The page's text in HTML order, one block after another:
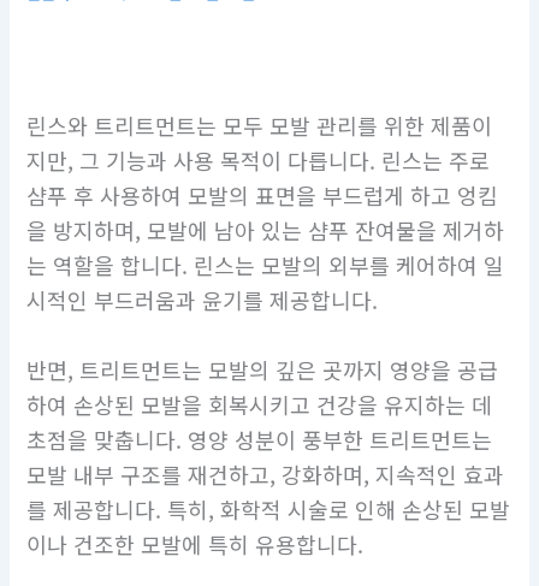
린스와 트리트먼트는 모두 모발 관리를 위한 제품이
지만, 그 기능과 사용 목적이 다릅니다. 린스는 주로
샴푸 후 사용하여 모발의 표면을 부드럽게 하고 엉킴
을 방지하며, 모발에 남아 있는 샴푸 잔여물을 제거하
는 역할을 합니다. 린스는 모발의 외부를 케어하여 일
시적인 부드러움과 윤기를 제공합니다.
반면, 트리트먼트는 모발의 깊은 곳까지 영양을 공급
하여 손상된 모발을 회복시키고 건강을 유지하는 데
초점을 맞춥니다. 영양 성분이 풍부한 트리트먼트는
모발 내부 구조를 재건하고, 강화하며, 지속적인 효과
를 제공합니다. 특히, 화학적 시술로 인해 손상된 모발
이나 건조한 모발에 특히 유용합니다.